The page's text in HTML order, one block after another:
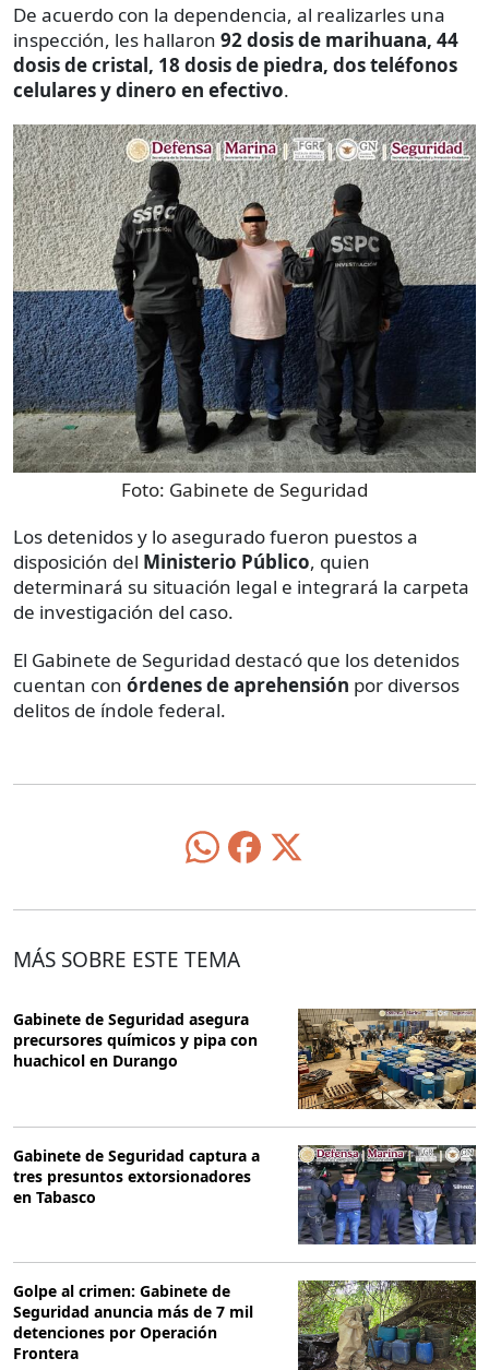
De acuerdo con la dependencia, al realizarles una
inspección, les hallaron 92 dosis de marihuana, 44
dosis de cristal, 18 dosis de piedra, dos teléfonos
celulares y dinero en efectivo.
Foto: Gabinete de Seguridad
Los detenidos y lo asegurado fueron puestos a
disposición del Ministerio Público, quien
determinará su situación legal e integrará la carpeta
de investigación del caso.
El Gabinete de Seguridad destacó que los detenidos
cuentan con órdenes de aprehensión por diversos
delitos de índole federal.
MÁS SOBRE ESTE TEMA
Gabinete de Seguridad asegura
precursores químicos y pipa con
huachicol en Durango
Gabinete de Seguridad captura a
tres presuntos extorsionadores
en Tabasco
Golpe al crimen: Gabinete de
Seguridad anuncia más de 7 mil
detenciones por Operación
Frontera